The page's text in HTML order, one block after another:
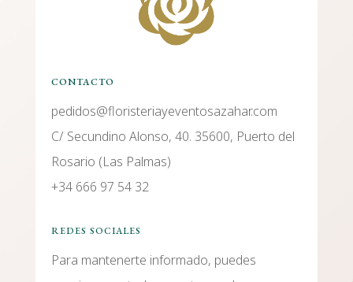
CONTACTO
pedidos@floristeriayeventosazahar.com
C/ Secundino Alonso, 40. 35600, Puerto del
Rosario (Las Palmas)
+34 666 97 54 32
REDES SOCIALES
Para mantenerte informado, puedes